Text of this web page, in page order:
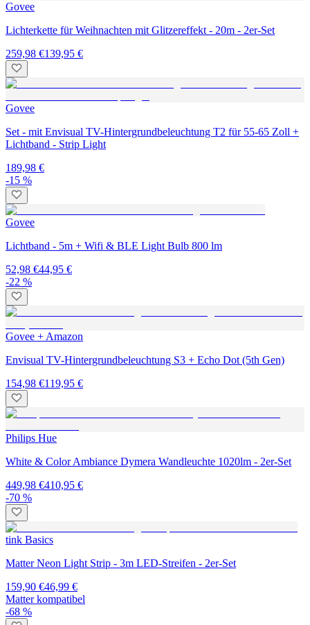
Govee
Lichterkette für Weihnachten mit Glitzereffekt - 20m - 2er-Set
259,98 €139,95 €
Govee
Set - mit Envisual TV-Hintergrundbeleuchtung T2 für 55-65 Zoll +
Lichtband - Strip Light
189,98 €
-15 %
Govee
Lichtband - 5m + Wifi & BLE Light Bulb 800 lm
52,98 €44,95 €
-22 %
Govee + Amazon
Envisual TV-Hintergrundbeleuchtung S3 + Echo Dot (5th Gen)
154,98 €119,95 €
Philips Hue
White & Color Ambiance Dymera Wandleuchte 1020lm - 2er-Set
449,98 €410,95 €
-70 %
tink Basics
Matter Neon Light Strip - 3m LED-Streifen - 2er-Set
159,90 €46,99 €
Matter kompatibel
-68 %